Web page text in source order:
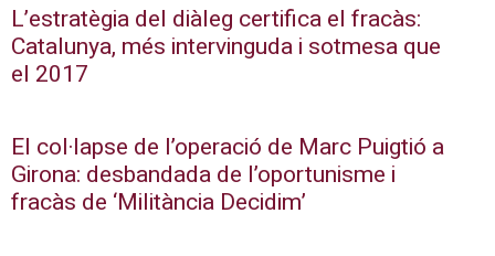
L’estratègia del diàleg certifica el fracàs:
Catalunya, més intervinguda i sotmesa que
el 2017
El col·lapse de l’operació de Marc Puigtió a
Girona: desbandada de l’oportunisme i
fracàs de ‘Militància Decidim’